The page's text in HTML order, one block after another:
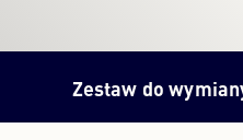
Zestaw do wymiany